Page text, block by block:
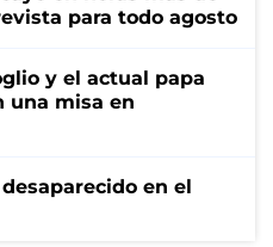
para todo agosto
y el actual papa
una misa en
en el